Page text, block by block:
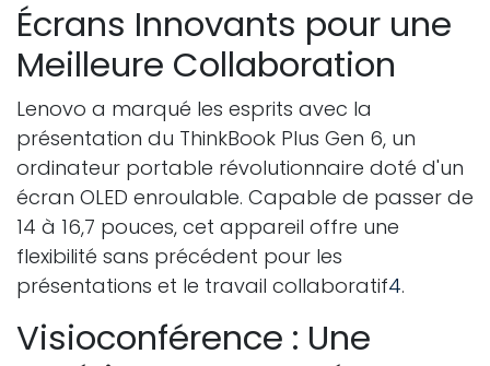
Écrans Innovants pour une
Meilleure Collaboration
Lenovo a marqué les esprits avec la
présentation du ThinkBook Plus Gen 6, un
ordinateur portable révolutionnaire doté d'un
écran OLED enroulable. Capable de passer de
14 à 16,7 pouces, cet appareil offre une
flexibilité sans précédent pour les
présentations et le travail collaboratif4.
Visioconférence : Une